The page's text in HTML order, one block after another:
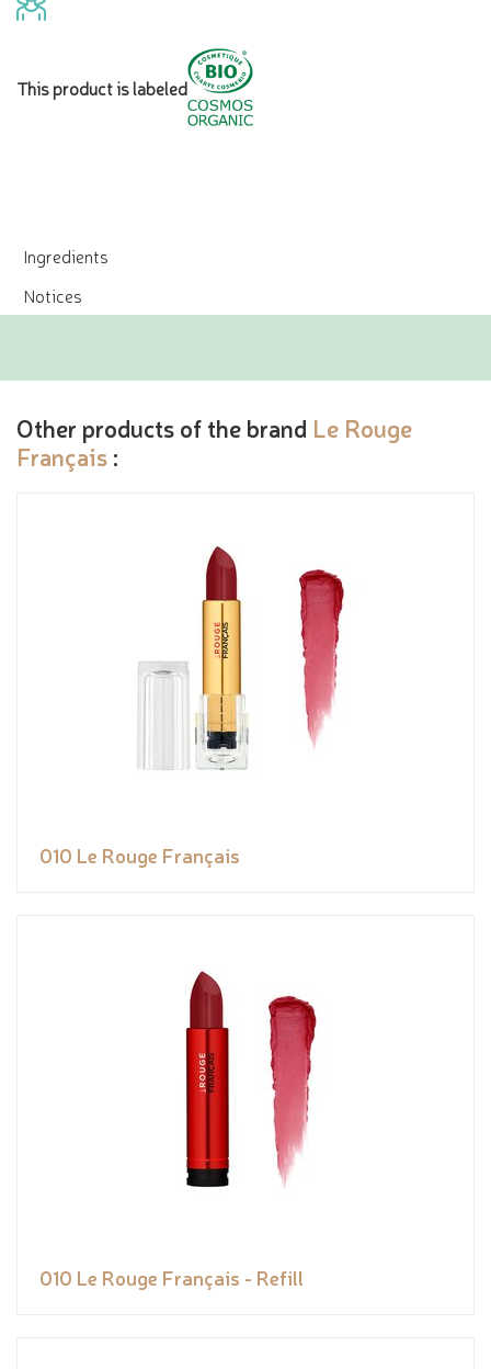
This product is labeled
Ingredients
Notices
Other products of the brand Le Rouge
Français :
010 Le Rouge Français
010 Le Rouge Français - Refill